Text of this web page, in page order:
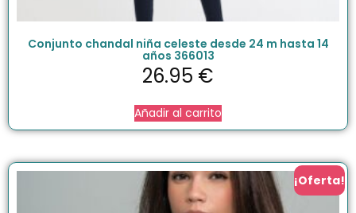
Conjunto chandal niña celeste desde 24 m hasta 14
años 366013
26.95 €
Añadir al carrito
¡Oferta!